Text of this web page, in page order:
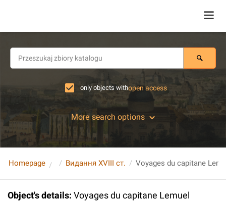
only objects withopen access
More search options
Homepage Видання XVIII ст.
Object's details: Voyages du capitane Lemuel